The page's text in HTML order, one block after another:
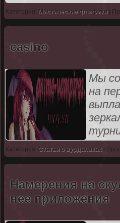
Категория: Мистические фанфики|
casino
Мы
на
Категория: Статьи о вурдалаках |
Намерения на
нее приложения